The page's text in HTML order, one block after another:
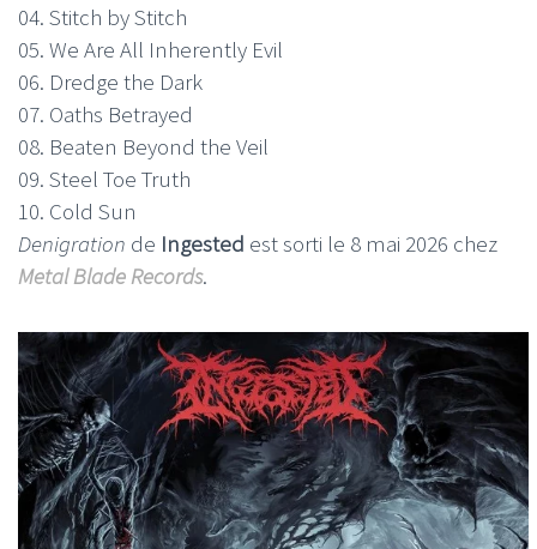
04. Stitch by Stitch
05. We Are All Inherently Evil
06. Dredge the Dark
07. Oaths Betrayed
08. Beaten Beyond the Veil
09. Steel Toe Truth
10. Cold Sun
Denigration de Ingested est sorti le 8 mai 2026 chez
Metal Blade Records.